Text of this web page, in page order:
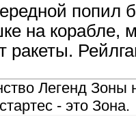
попил
на корабле,
ракеты.
Легенд Зоны
- это Зона.